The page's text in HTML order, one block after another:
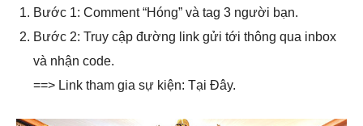
Bước 1: Comment “Hóng” và tag 3 người bạn.
Bước 2: Truy cập đường link gửi tới thông qua inbox
và nhận code.
==> Link tham gia sự kiện: Tại Đây.